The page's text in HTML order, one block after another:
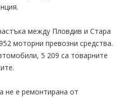
между Пловдив и Стара
моторни превозни средства.
5 209 са товарните
не е ремонтирана от